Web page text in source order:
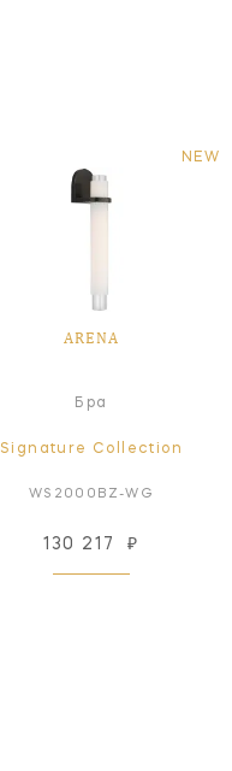
NEW
ARENA
Бра
Signature Collection
WS2000BZ-WG
130 217 ₽